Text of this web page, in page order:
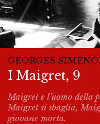
GEORGES
I Maigret, 9
Maigret e l’uomo della
Maigret si sbaglia,
giovane morta.